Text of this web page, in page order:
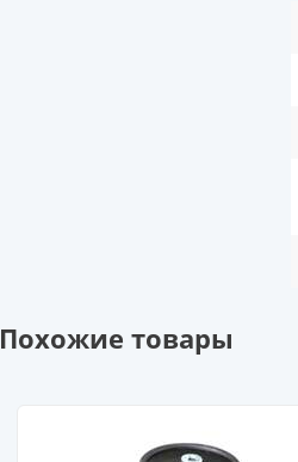
Похожие товары